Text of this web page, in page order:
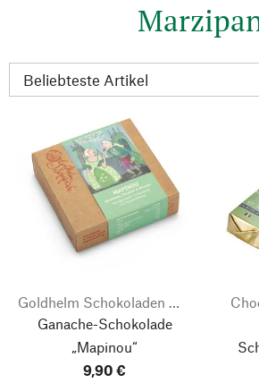
Goldhelm Schokoladen Manufaktur
Ganache-Schokolade
„Mapinou“
9,90 €